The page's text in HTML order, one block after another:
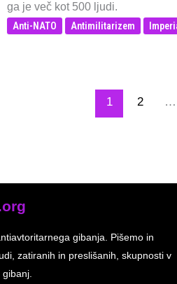
ga je več kot 500 ljudi.
Anti-NATO Antimilitarizem
1 2 …
gibanja. Pišemo in
zatiranih in preslišanih, skupnosti v